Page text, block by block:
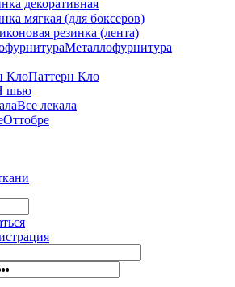
декоративная
мягкая (для боксеров)
резинка (лента)
Металлофурнитура
Паттерн Кло
шью
Все лекала
Оттобре